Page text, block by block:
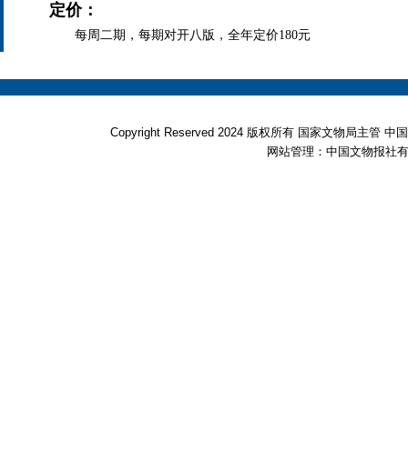
定价：
每周二期，每期对开八版，全年定价180元
Copyright Reserved 2024 版权所有 国家文物局主管
网站管理：中国文物报社